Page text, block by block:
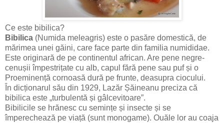
Ce este bibilica?
Bibilica (Numida meleagris) este o pasăre domestică, de
mărimea unei găini, care face parte din familia numididae.
Este originară de pe continentul african. Are pene negre-
cenușii împestrițate cu alb, capul fără pene sau puf și o
Proeminență cornoasă dură pe frunte, deasupra ciocului.
În dicționarul său din 1929, Lazăr Șăineanu preciza că
bibilica este „turbulentă și gâlcevitoare”.
Bibilicile se hrănesc cu semințe și insecte și se
împerechează pe viață (sunt monogame). Ouăle lor au coaja